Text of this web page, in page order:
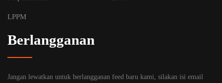
LPPM
Berlangganan
Jangan lewatkan untuk berlangganan feed baru kami, silakan isi email